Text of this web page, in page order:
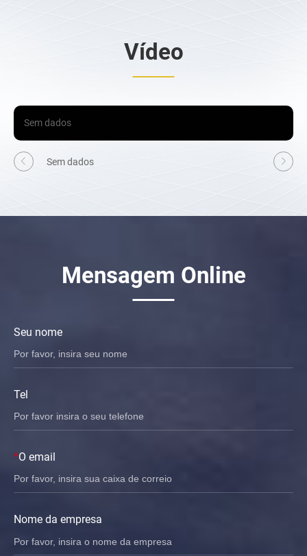
Vídeo
Sem dados
Sem dados
Mensagem Online
Seu nome
Tel
*O email
Nome da empresa